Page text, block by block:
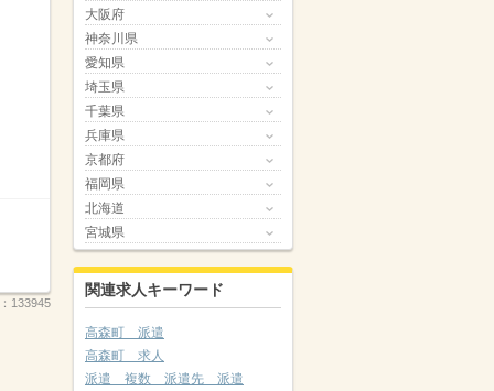
133945
大阪府
神奈川県
愛知県
埼玉県
千葉県
兵庫県
京都府
福岡県
北海道
宮城県
関連求人キーワード
高森町 派遣
高森町 求人
派遣 複数 派遣先 派遣